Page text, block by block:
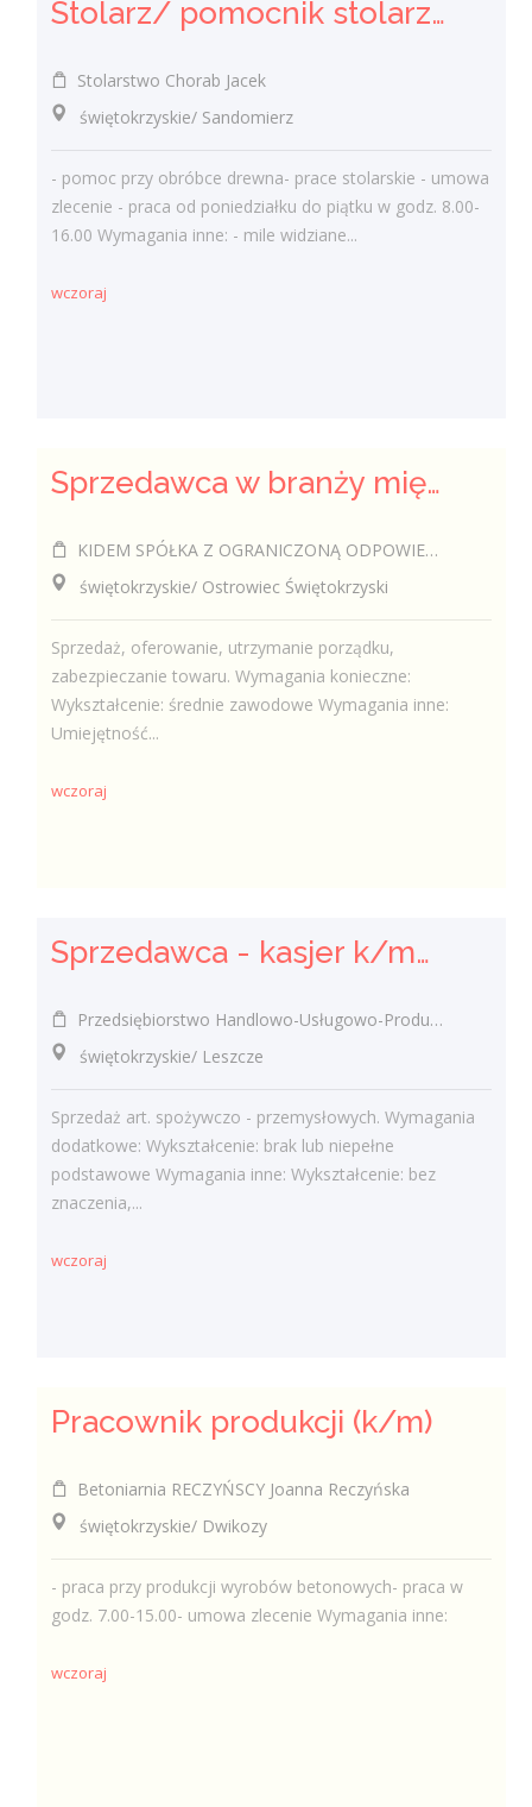
Stolarz/ pomocnik stolarza (k/.m)
Stolarstwo Chorab Jacek
świętokrzyskie/ Sandomierz
- pomoc przy obróbce drewna- prace stolarskie - umowa
zlecenie - praca od poniedziałku do piątku w godz. 8.00-
16.00 Wymagania inne: - mile widziane...
wczoraj
Sprzedawca w branży mięsnej
KIDEM SPÓŁKA Z OGRANICZONĄ ODPOWIEDZIALNOŚCIĄ
świętokrzyskie/ Ostrowiec Świętokrzyski
Sprzedaż, oferowanie, utrzymanie porządku,
zabezpieczanie towaru. Wymagania konieczne:
Wykształcenie: średnie zawodowe Wymagania inne:
Umiejętność...
wczoraj
Sprzedawca - kasjer k/m/inni
Przedsiębiorstwo Handlowo-Usługowo-Produkcyjne Edward Kasza
świętokrzyskie/ Leszcze
Sprzedaż art. spożywczo - przemysłowych. Wymagania
dodatkowe: Wykształcenie: brak lub niepełne
podstawowe Wymagania inne: Wykształcenie: bez
znaczenia,...
wczoraj
Pracownik produkcji (k/m)
Betoniarnia RECZYŃSCY Joanna Reczyńska
świętokrzyskie/ Dwikozy
- praca przy produkcji wyrobów betonowych- praca w
godz. 7.00-15.00- umowa zlecenie Wymagania inne:
wczoraj